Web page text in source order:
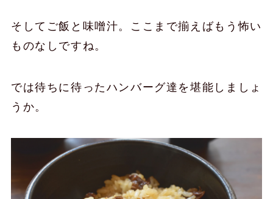
そしてご飯と味噌汁。ここまで揃えばもう怖い
ものなしですね。
では待ちに待ったハンバーグ達を堪能しましょ
うか。